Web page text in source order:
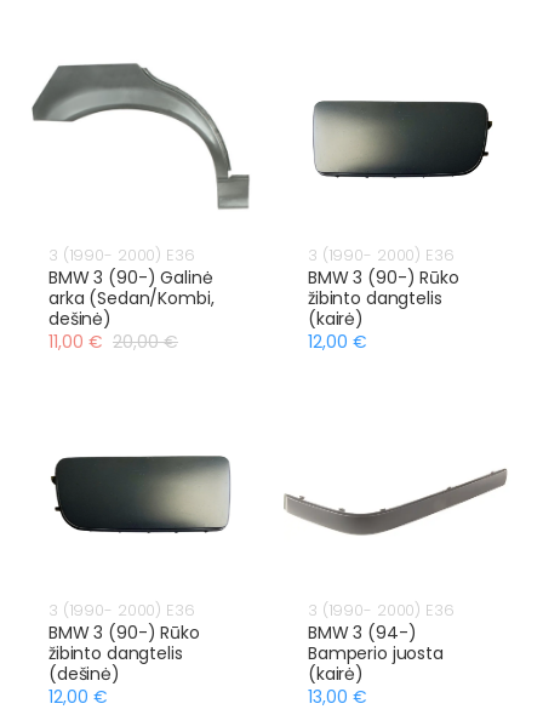
3 (1990- 2000) E36
BMW 3 (90-) Galinė
arka (Sedan/Kombi,
dešinė)
11,00 € 20,00 €
3 (1990- 2000) E36
BMW 3 (90-) Rūko
žibinto dangtelis
(kairė)
12,00 €
3 (1990- 2000) E36
BMW 3 (90-) Rūko
žibinto dangtelis
(dešinė)
12,00 €
3 (1990- 2000) E36
BMW 3 (94-)
Bamperio juosta
(kairė)
13,00 €